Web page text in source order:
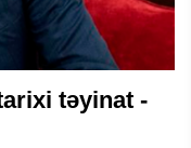
təyinat -